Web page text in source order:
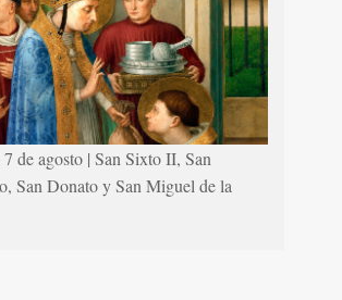
de agosto | San Sixto II, San
San Donato y San Miguel de la